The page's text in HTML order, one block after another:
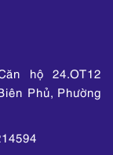
hộ 24.OT12
Phủ, Phường